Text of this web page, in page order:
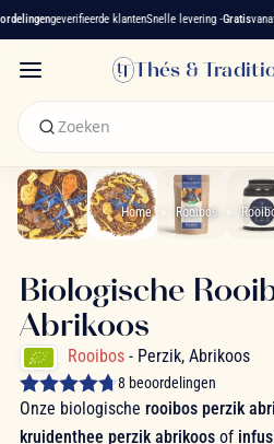
geverifieerde klantenSnelle levering -Gratisvanaf
Thés &
Home Rooibos
Biologische
Abrikoos
Rooibos - Perzik, Abrikoos
8 beoordelingen
Onze biologische rooibos perzik
kruidenthee perzik abrikoosof